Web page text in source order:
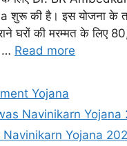
शुरू की है। इस योजना के
घरों की मरम्मत के लिए
… Read more
Yojana
Navinikarn Yojana
Yojana